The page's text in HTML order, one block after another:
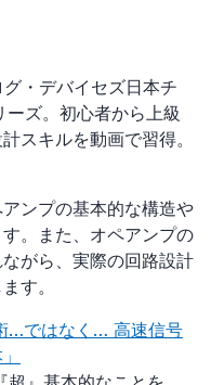
・デバイセズ日本チ
ズ。初心者から上級
スキルを動画で習得。
ンプの基本的な構造や
。また、オペアンプの
がら、実際の回路設計
す。
…ではなく… 高速信号